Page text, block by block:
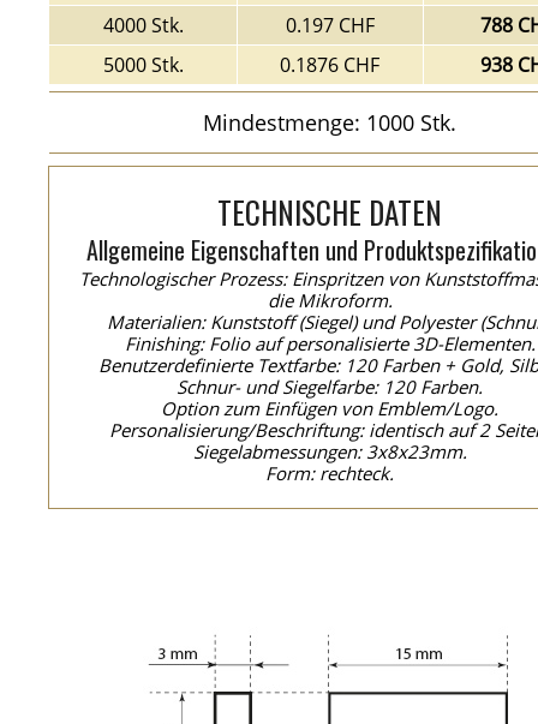
4000 Stk.
0.197 CHF
788
5000 Stk.
0.1876 CHF 938
Mindestmenge: 1000 Stk.
TECHNISCHE DATEN
Allgemeine Eigenschaften und
Technologischer Prozess: Einspritzen von
die Mikroform.
Materialien: Kunststoff (Siegel) und Polyester
Finishing: Folio auf personalisierte 3D-Elementen.
Benutzerdefinierte Textfarbe: 120 Farben + Gold,
Schnur- und Siegelfarbe: 120 Farben.
Option zum Einfügen von Emblem/Logo.
Personalisierung/Beschriftung: identisch auf 2
Siegelabmessungen: 3x8x23mm.
Form: rechteck.